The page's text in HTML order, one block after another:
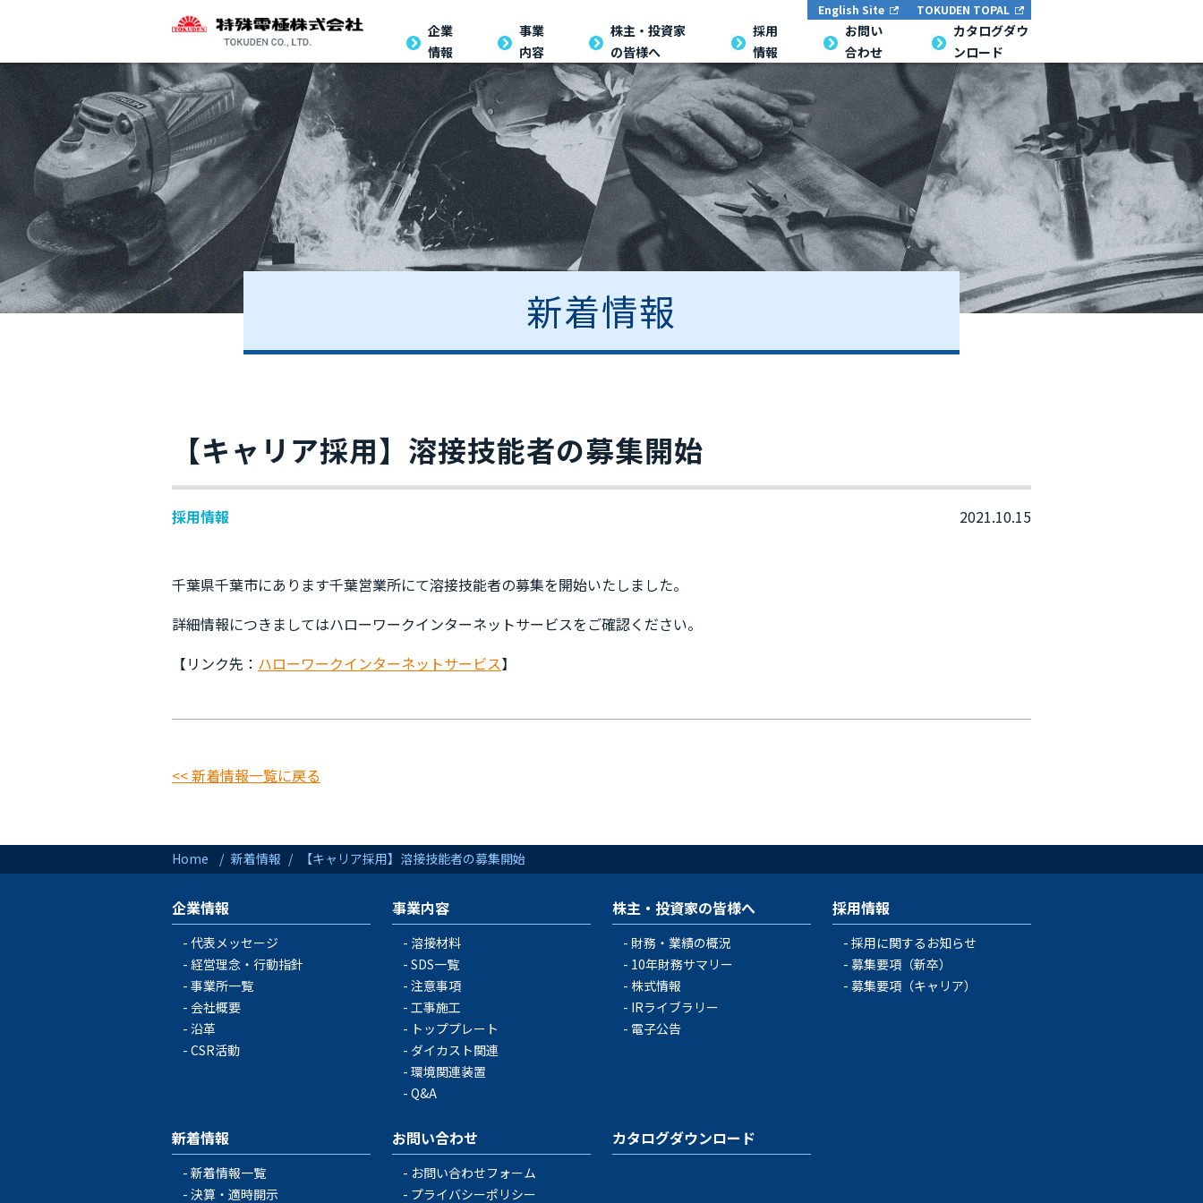
English Site TOKUDEN TOPAL
企業
情報
事業
内容
株主・投資家
の皆様へ
採用
情報
お問い
合わせ
カタログダウ
ンロード
新着情報
【キャリア採用】溶接技能者の募集開始
採用情報 2021.10.15
千葉県千葉市にあります千葉営業所にて溶接技能者の募集を開始いたしました。
詳細情報につきましてはハローワークインターネットサービスをご確認ください。
【リンク先： ハローワークインターネットサービス】
<< 新着情報一覧に戻る
Home 新着情報 【キャリア採用】溶接技能者の募集開始
企業情報
代表メッセージ
経営理念・行動指針
事業所一覧
会社概要
沿革
CSR活動
事業内容
溶接材料
SDS一覧
注意事項
工事施工
トッププレート
ダイカスト関連
環境関連装置
Q&A
株主・投資家の皆様へ
財務・業績の概況
10年財務サマリー
株式情報
IRライブラリー
電子公告
採用情報
採用に関するお知らせ
募集要項（新卒）
募集要項（キャリア）
新着情報
新着情報一覧
決算・適時開示
お問い合わせ
お問い合わせフォーム
プライバシーポリシー
カタログダウンロード